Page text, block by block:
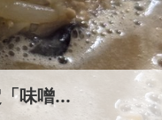
味噌...